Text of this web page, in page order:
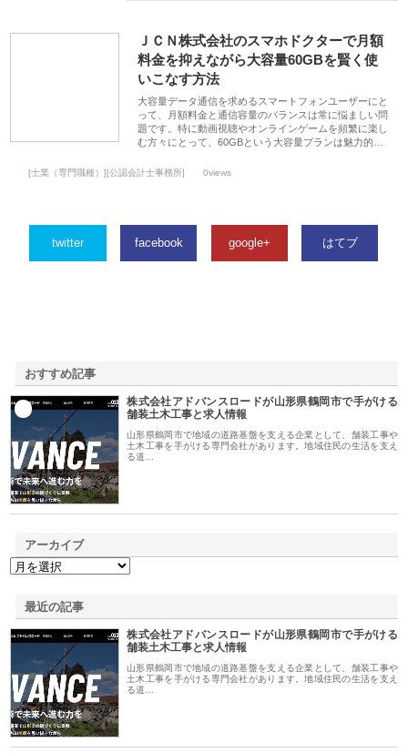
ＪＣＮ株式会社のスマホドクターで月額
料金を抑えながら大容量60GBを賢く使
いこなす方法
大容量データ通信を求めるスマートフォンユーザーにと
って、月額料金と通信容量のバランスは常に悩ましい問
題です。特に動画視聴やオンラインゲームを頻繁に楽し
む方々にとって、60GBという大容量プランは魅力的…
[士業（専門職種）][公認会計士事務所] 0views
twitter facebook google+ はてブ
おすすめ記事
株式会社アドバンスロードが山形県鶴岡市で手がける
舗装土木工事と求人情報
山形県鶴岡市で地域の道路基盤を支える企業として、舗装工事や
土木工事を手がける専門会社があります。地域住民の生活を支え
る道…
アーカイブ
最近の記事
株式会社アドバンスロードが山形県鶴岡市で手がける
舗装土木工事と求人情報
山形県鶴岡市で地域の道路基盤を支える企業として、舗装工事や
土木工事を手がける専門会社があります。地域住民の生活を支え
る道…